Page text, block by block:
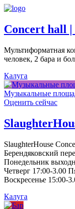
Concert hall
Мультиформатная
человек, 2 бара и
Калуга
Музыкальные
Оценить сейчас
SlaughterHouse
Берендяковский
Понедельник
Четверг 17:00-3.00
Воскресенье 15:00-
Калуга